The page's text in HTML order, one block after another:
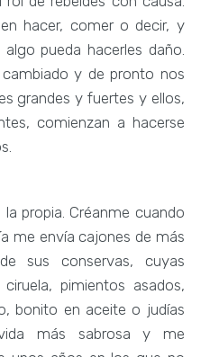
hacer, comer o decir, y
pueda hacerles daño.
y de pronto nos
grandes y fuertes y ellos,
comienzan a hacerse
propia. Créanme cuando
me envía cajones de más
sus conservas, cuyas
pimientos asados,
bonito en aceite o judías
más sabrosa y me